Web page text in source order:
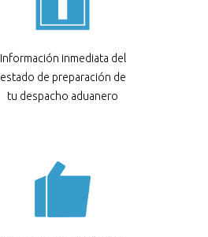
Información inmediata del
estado de preparación de
tu despacho aduanero